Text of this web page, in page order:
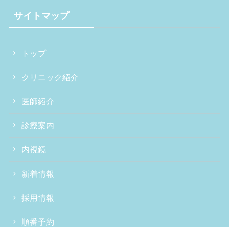
サイトマップ
トップ
クリニック紹介
医師紹介
診療案内
内視鏡
新着情報
採用情報
順番予約